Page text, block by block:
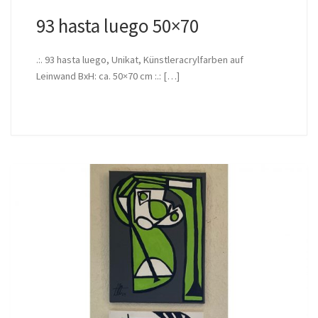
93 hasta luego 50×70
.:. 93 hasta luego, Unikat, Künstleracrylfarben auf
Leinwand BxH: ca. 50×70 cm :.: […]